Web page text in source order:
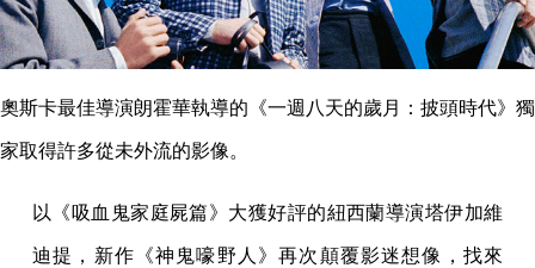
奧斯卡最佳導演朗霍華執導的《一週八天的歲月：披頭時代》獨
家取得許多從未外流的影像。
以《吸血鬼家庭屍篇》大獲好評的紐西蘭導演塔伊加維
迪提，新作《神鬼嚎野人》再次顛覆影迷想像，找來